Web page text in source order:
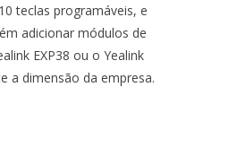
0 teclas programáveis, e
adicionar módulos de
EXP38 ou o Yealink
a dimensão da empresa.